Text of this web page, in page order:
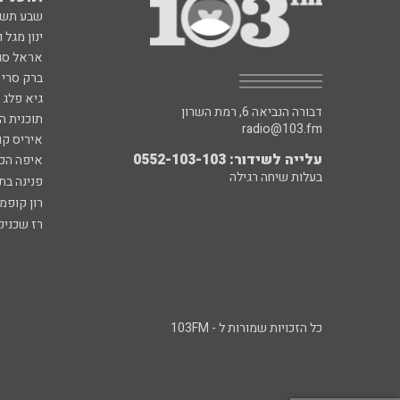
שבע
ינון
אראל
ברק
גיא פלג
תוכנית
איריס
איפה
פנינה
רון
רז
דבורה הנביאה 6, רמת השרון
radio@103.fm
עלייה לשידור: 0552-103-103
בעלות שיחה רגילה
כל הזכויות שמורות ל - 103FM